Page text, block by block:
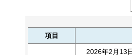
項目
2026年2月13